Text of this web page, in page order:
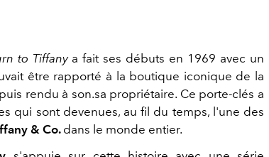
to Tiffanya fait ses débuts en 1969 avec un
être rapporté à la boutique iconique de la
rendu à son.sa propriétaire. Ce porte-clés a
qui sont devenues, au fil du temps, l'une des
& Co.dans le monde entier.